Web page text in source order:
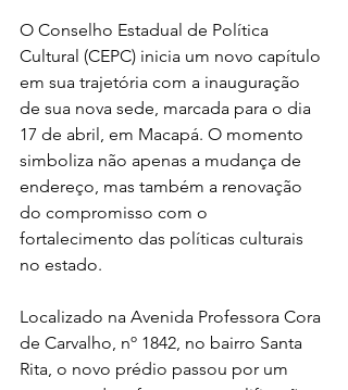
O Conselho Estadual de Política
Cultural (CEPC) inicia um novo capítulo
em sua trajetória com a inauguração
de sua nova sede, marcada para o dia
17 de abril, em Macapá. O momento
simboliza não apenas a mudança de
endereço, mas também a renovação
do compromisso com o
fortalecimento das políticas culturais
no estado.
Localizado na Avenida Professora Cora
de Carvalho, nº 1842, no bairro Santa
Rita, o novo prédio passou por um